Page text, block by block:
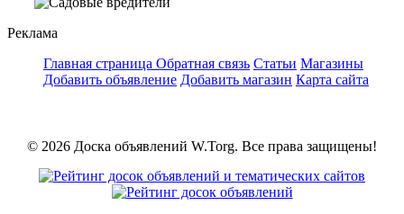
Реклама
Главная страница Обратная связь Статьи Магазины
Добавить объявление Добавить магазин Карта сайта
© 2026 Доска объявлений W.Torg. Все права защищены!